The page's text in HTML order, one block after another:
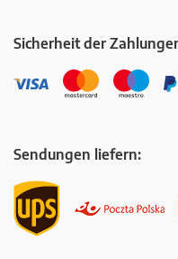
Sicherheit der
Sendungen liefern: